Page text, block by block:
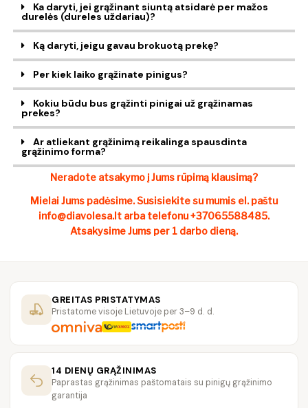
Ka daryti, jei grąžinant siuntą atsidarė per mažos
durelės (dureles uždariau)?
Ką daryti, jeigu gavau brokuotą prekę?
Per kiek laiko grąžinate pinigus?
Kokiu būdu bus grąžinti pinigai už grąžinamas
prekes?
Ar atliekant grąžinimą reikalinga spausdinta
grąžinimo forma?
Neradote atsakymo į Jums rūpimą klausimą?
Mielai Jums padėsime. Susisiekite su mumis el. paštu
info@diavolesa.lt arba telefonu +37065588485.
Atsakysime Jums per 1 darbo dieną.
GREITAS PRISTATYMAS
Pristatome visoje Lietuvoje per 3–9 d. d.
14 DIENŲ GRĄŽINIMAS
Paprastas grąžinimas paštomatais su pinigų grąžinimo
garantija